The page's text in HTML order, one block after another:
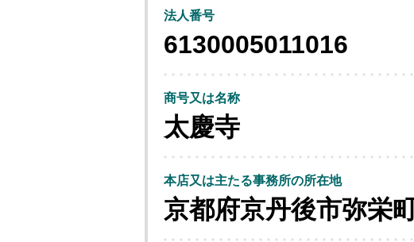
法人番号
6130005011016
商号又は名称
太慶寺
本店又は主たる事務所の所在地
京都府京丹後市弥栄